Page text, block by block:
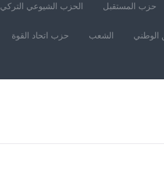
الحزب الشيوعي التركي حزب المستقبل
حزب اتحاد القوة الشعب الوطني